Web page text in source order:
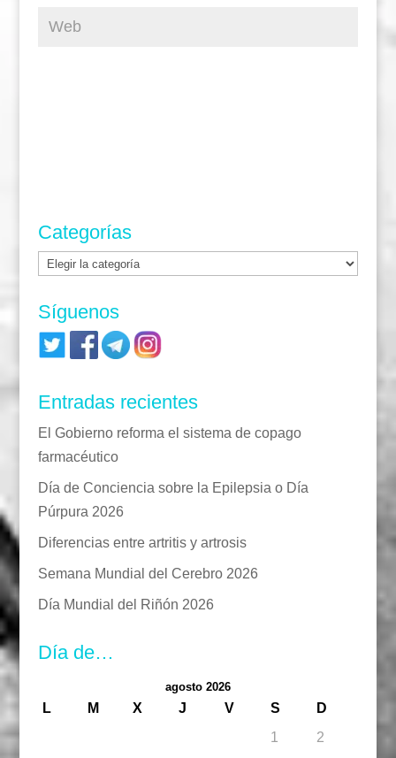
Categorías
Categorías
Síguenos
Entradas recientes
El Gobierno reforma el sistema de copago
farmacéutico
Día de Conciencia sobre la Epilepsia o Día
Púrpura 2026
Diferencias entre artritis y artrosis
Semana Mundial del Cerebro 2026
Día Mundial del Riñón 2026
Día de…
agosto 2026
L M X J V S
D
1
2